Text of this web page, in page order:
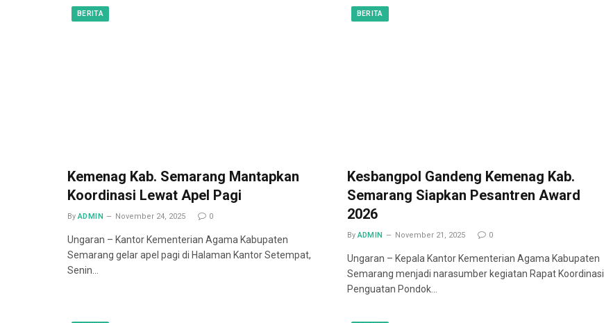
BERITA
Kemenag Kab. Semarang Mantapkan
Koordinasi Lewat Apel Pagi
By ADMIN November 24, 2025 0
Ungaran – Kantor Kementerian Agama Kabupaten
Semarang gelar apel pagi di Halaman Kantor Setempat,
Senin…
BERITA
Kesbangpol Gandeng Kemenag Kab.
Semarang Siapkan Pesantren Award
2026
By ADMIN November 21, 2025 0
Ungaran – Kepala Kantor Kementerian Agama Kabupaten
Semarang menjadi narasumber kegiatan Rapat Koordinasi
Penguatan Pondok…